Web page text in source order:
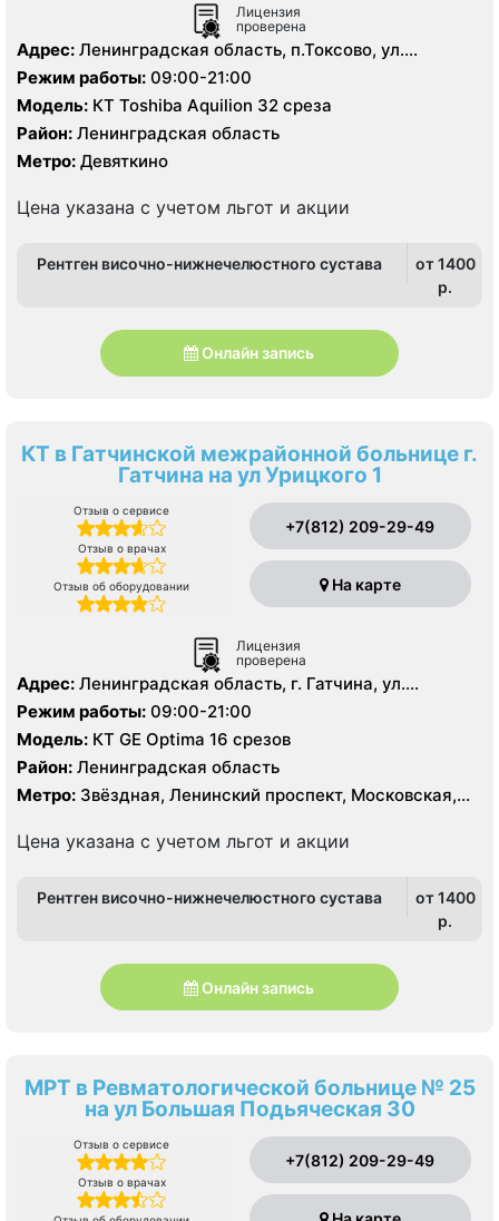
Лицензия
проверена
Адрес: Ленинградская область, п.Токсово, ул.
Буланова, д. 18
Режим работы: 09:00-21:00
Модель: КТ Toshiba Aquilion 32 среза
Район: Ленинградская область
Метро: Девяткино
Цена указана с учетом льгот и акции
Рентген височно-нижнечелюстного сустава
от 1400
p.
Онлайн запись
КТ в Гатчинской межрайонной больнице г.
Гатчина на ул Урицкого 1
Отзыв о сервисе
Отзыв о врачах
Отзыв об оборудовании
+7(812) 209-29-49
На карте
Лицензия
проверена
Адрес: Ленинградская область, г. Гатчина, ул.
Урицкого д. 1
Режим работы: 09:00-21:00
Модель: КТ GE Optima 16 срезов
Район: Ленинградская область
Метро: Звёздная, Ленинский проспект, Московская,
Цена указана с учетом льгот и акции
Рентген височно-нижнечелюстного сустава
от 1400
p.
Онлайн запись
МРТ в Ревматологической больнице № 25
на ул Большая Подьяческая 30
Отзыв о сервисе
Отзыв о врачах
+7(812) 209-29-49